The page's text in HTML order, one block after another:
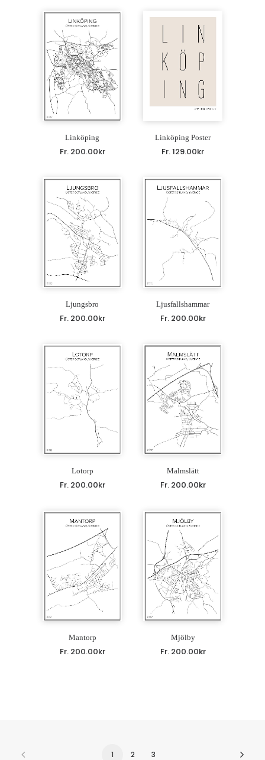
Linköping
Fr. 200.00kr
Linköping Poster
Fr.129.00kr
Ljungsbro
Fr. 200.00kr
Ljusfallshammar
Fr. 200.00kr
Lotorp
Fr. 200.00kr
Malmslätt
Fr. 200.00kr
Mantorp
Fr. 200.00kr
Mjölby
Fr. 200.00kr
1 2 3